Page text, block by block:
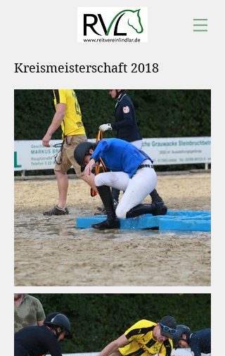
Kreismeisterschaft 2018